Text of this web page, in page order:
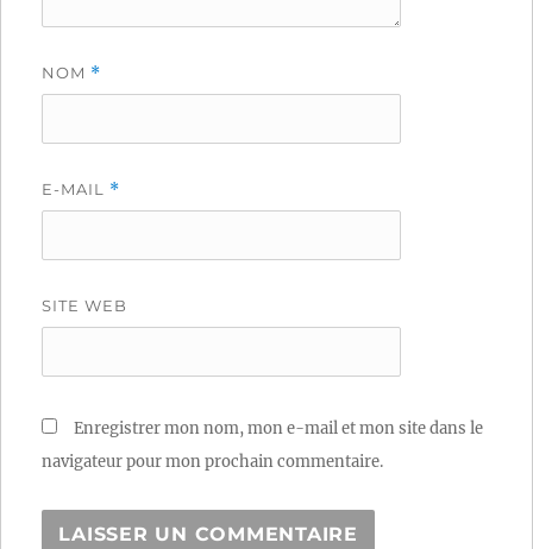
NOM *
E-MAIL *
SITE WEB
Enregistrer mon nom, mon e-mail et mon site dans le
navigateur pour mon prochain commentaire.